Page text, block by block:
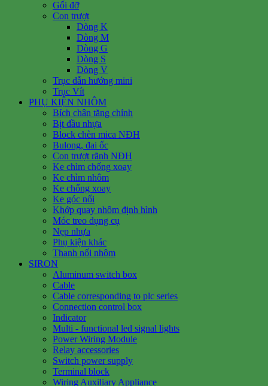
Gối đỡ
Con trượt
Dòng K
Dòng M
Dòng G
Dòng S
Dòng V
Trục dẫn hướng mini
Trục Vít
PHỤ KIỆN NHÔM
Bích chân tăng chỉnh
Bịt đầu nhựa
Block chèn mica NĐH
Bulong, đai ốc
Con trượt rãnh NĐH
Ke chìm chống xoay
Ke chìm nhôm
Ke chống xoay
Ke góc nổi
Khớp quay nhôm định hình
Móc treo dụng cụ
Nẹp nhựa
Phụ kiện khác
Thanh nối nhôm
SIRON
Aluminum switch box
Cable
Cable corresponding to plc series
Connection control box
Indicator
Multi - functional led signal lights
Power Wiring Module
Relay accessories
Switch power supply
Terminal block
Wiring Auxiliary Appliance